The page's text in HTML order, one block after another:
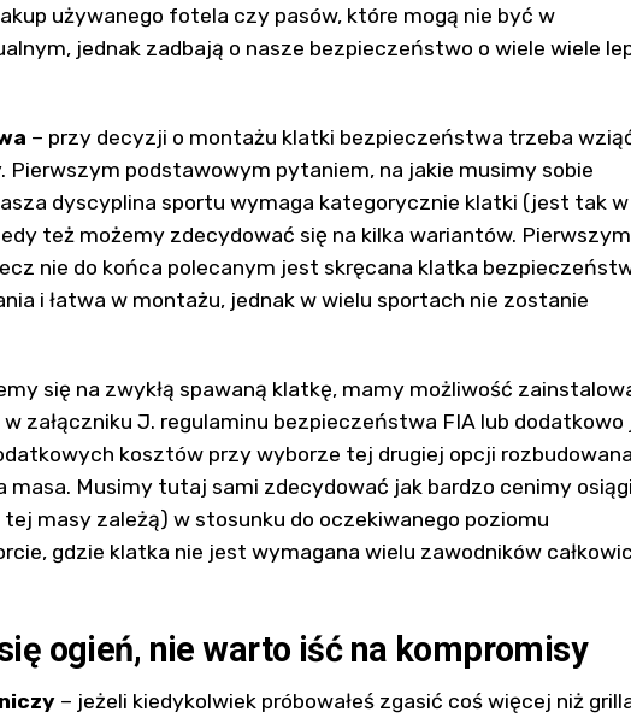
używanego fotela czy pasów, które mogą nie być w
jednak zadbają o nasze bezpieczeństwo o wiele wiele
– przy decyzji o montażu klatki bezpieczeństwa trzeba
Pierwszym podstawowym pytaniem, na jakie musimy sobie
dyscyplina sportu wymaga kategorycznie klatki (jest tak w
też możemy zdecydować się na kilka wariantów.
nie do końca polecanym jest skręcana klatka
i łatwa w montażu, jednak w wielu sportach nie zostanie
się na zwykłą spawaną klatkę, mamy możliwość
załączniku J. regulaminu bezpieczeństwa FIA lub dodatkowo
kosztów przy wyborze tej drugiej opcji rozbudowana
masa. Musimy tutaj sami zdecydować jak bardzo cenimy osiągi
masy zależą) w stosunku do oczekiwanego poziomu
gdzie klatka nie jest wymagana wielu zawodników
ogień, nie warto iść na kompromisy
– jeżeli kiedykolwiek próbowałeś zgasić coś więcej niż